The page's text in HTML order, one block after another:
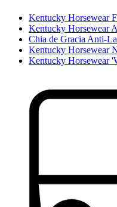
Kentucky Horsewear
Kentucky Horsewear
Chia de Gracia Anti-
Kentucky Horsewear
Kentucky Horsewear